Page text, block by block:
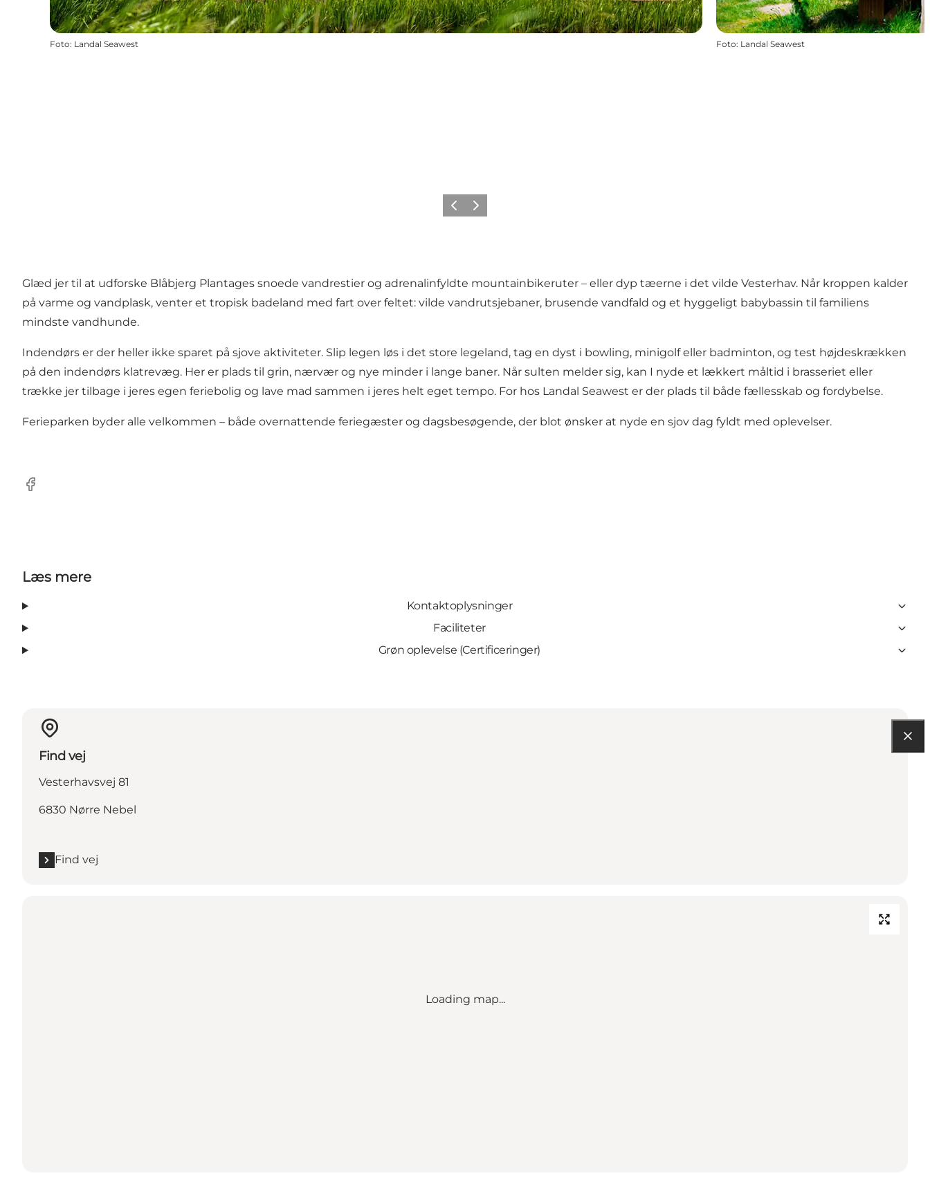
Foto: Landal Seawest Foto: Landal Seawest
ForrigeNæste
Glæd jer til at udforske Blåbjerg Plantages snoede vandrestier og adrenalinfyldte mountainbikeruter – eller dyp tæerne i det vilde Vesterhav. Når kroppen kalder
på varme og vandplask, venter et tropisk badeland med fart over feltet: vilde vandrutsjebaner, brusende vandfald og et hyggeligt babybassin til familiens
mindste vandhunde.
Indendørs er der heller ikke sparet på sjove aktiviteter. Slip legen løs i det store legeland, tag en dyst i bowling, minigolf eller badminton, og test højdeskrækken
på den indendørs klatrevæg. Her er plads til grin, nærvær og nye minder i lange baner. Når sulten melder sig, kan I nyde et lækkert måltid i brasseriet eller
trække jer tilbage i jeres egen feriebolig og lave mad sammen i jeres helt eget tempo. For hos Landal Seawest er der plads til både fællesskab og fordybelse.
Ferieparken byder alle velkommen – både overnattende feriegæster og dagsbesøgende, der blot ønsker at nyde en sjov dag fyldt med oplevelser.
Facebook
Læs mere
Kontaktoplysninger
Faciliteter
Grøn oplevelse (Certificeringer)
Find vej
Vesterhavsvej 81
6830 Nørre Nebel
Find vej
Loading map...